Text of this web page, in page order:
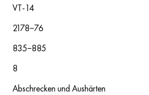
VT-14
2178−76
835−885
8
Abschrecken und Aushärten